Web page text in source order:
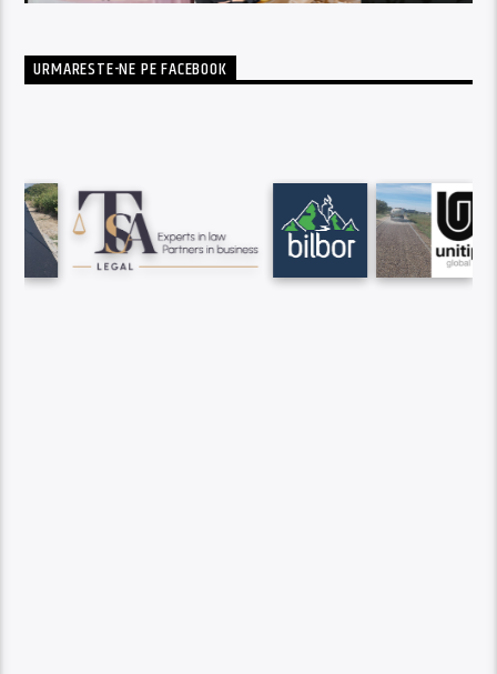
URMARESTE-NE PE FACEBOOK